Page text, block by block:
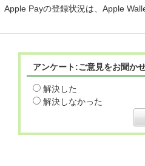
Apple Payの登録状況は、Apple
アンケート:ご意見をお聞か
解決した
解決しなかった